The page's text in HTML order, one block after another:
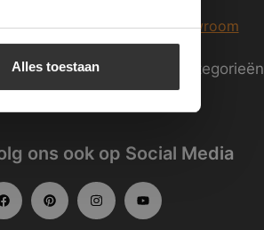
Alles toestaan
informatie overonze showroom
hieronze website in categorieën
ons ook op Social Media